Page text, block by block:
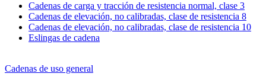
Cadenas de carga y tracción de resistencia normal, clase 3
Cadenas de elevación, no calibradas, clase de resistencia 8
Cadenas de elevación, no calibradas, clase de resistencia 10
Eslingas de cadena
Cadenas de uso general